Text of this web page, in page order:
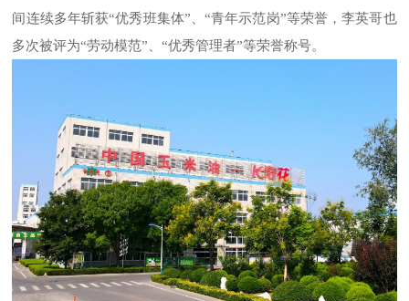
间连续多年斩获“优秀班集体”、“青年示范岗”等荣誉，李英哥也
多次被评为“劳动模范”、“优秀管理者”等荣誉称号。